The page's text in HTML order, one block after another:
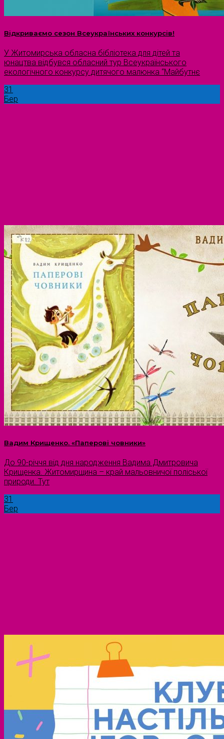
Відкриваємо сезон Всеукраїнських конкурсів!
У Житомирська обласна бібліотека для дітей та
юнацтва відбувся обласний тур Всеукраїнського
екологічного конкурсу дитячого малюнка “Майбутнє
31
Бер
Вадим Крищенко. «Паперові човники»
До 90-річчя від дня народження Вадима Дмитровича
Крищенка. Житомирщина – край мальовничої поліської
природи. Тут
31
Бер